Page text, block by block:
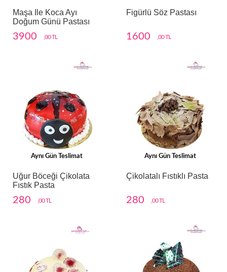
Maşa Ile Koca Ayı
Doğum Günü Pastası
3900 ,00 TL
Figürlü Söz Pastası
1600 ,00 TL
Aynı Gün Teslimat
Uğur Böceği Çikolata
Fıstık Pasta
280 ,00 TL
Aynı Gün Teslimat
Çikolatalı Fıstıklı Pasta
280 ,00 TL